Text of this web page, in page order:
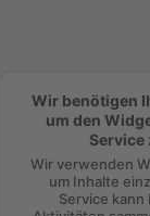
Wir benötigen
um den
Service
Wir verwenden
um Inhalte
Service kann